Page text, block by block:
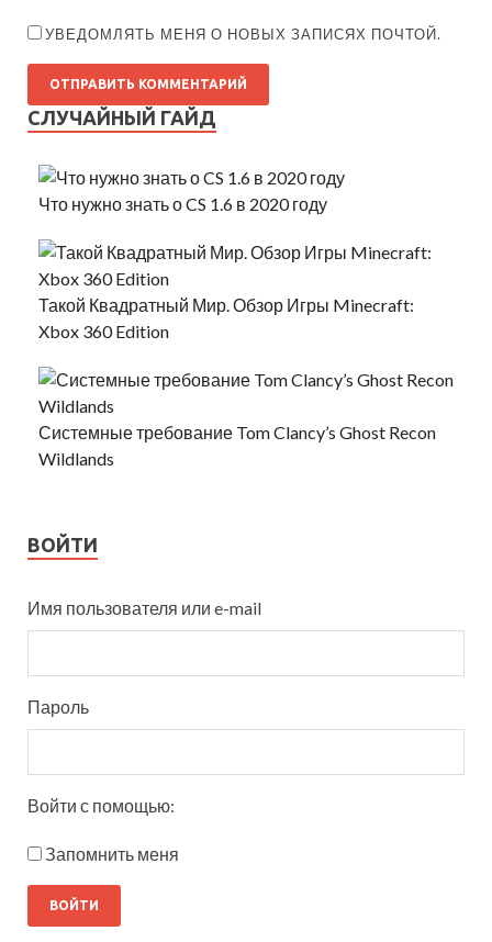
УВЕДОМЛЯТЬ МЕНЯ О НОВЫХ ЗАПИСЯХ ПОЧТОЙ.
СЛУЧАЙНЫЙ ГАЙД
Что нужно знать о CS 1.6 в 2020 году
Такой Квадратный Мир. Обзор Игры Minecraft:
Xbox 360 Edition
Системные требование Tom Clancy’s Ghost Recon
Wildlands
ВОЙТИ
Имя пользователя или e-mail
Пароль
Войти с помощью:
Запомнить меня